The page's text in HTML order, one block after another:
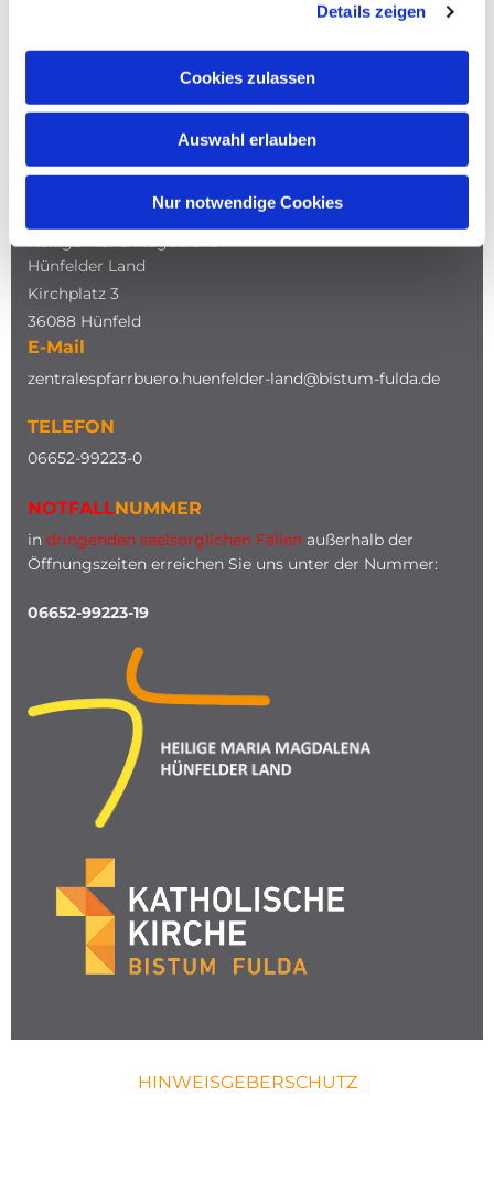
Details zeigen
Cookies zulassen
Auswahl erlauben
Nur notwendige Cookies
NAVIGATION
Heilige Maria Magdalena
Hünfelder Land
Kirchplatz 3
36088 Hünfeld
E-Mail
zentralespfarrbuero.huenfelder-land@bistum-fulda.de
TELEFON
06652-99223-0
NOTFALLNUMMER
in dringenden seelsorglichen Fällen außerhalb der
Öffnungszeiten erreichen Sie uns unter der Nummer:
06652-99223-19
HINWEISGEBERSCHUTZ